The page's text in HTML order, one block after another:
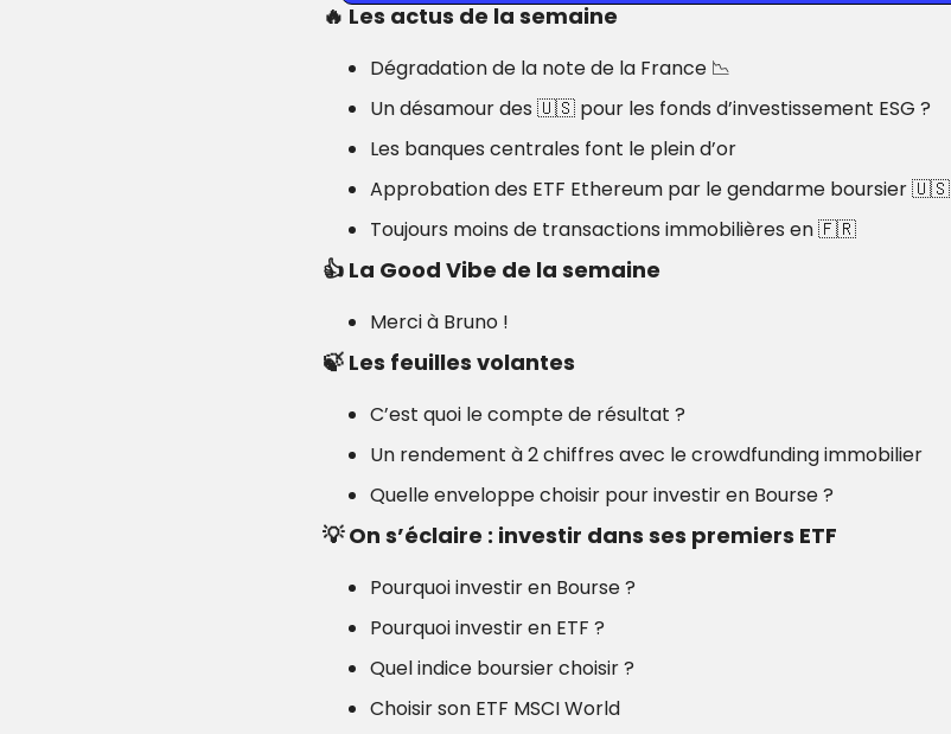
🔥 Les actus de la semaine
Dégradation de la note de la France 📉
Un désamour des 🇺🇸 pour les fonds d’investissement ESG ?
Les banques centrales font le plein d’or
Approbation des ETF Ethereum par le gendarme boursier 🇺🇸
Toujours moins de transactions immobilières en 🇫🇷
👍 La Good Vibe de la semaine
Merci à Bruno !
🍃 Les feuilles volantes
C’est quoi le compte de résultat ?
Un rendement à 2 chiffres avec le crowdfunding immobilier
Quelle enveloppe choisir pour investir en Bourse ?
💡 On s’éclaire : investir dans ses premiers ETF
Pourquoi investir en Bourse ?
Pourquoi investir en ETF ?
Quel indice boursier choisir ?
Choisir son ETF MSCI World